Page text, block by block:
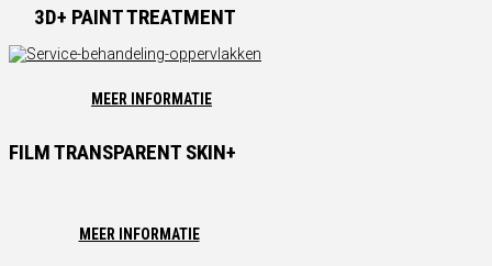
3D+ PAINT TREATMENT
MEER INFORMATIE
FILM TRANSPARENT SKIN+
MEER INFORMATIE